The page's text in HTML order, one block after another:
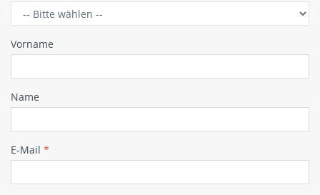
Vorname
Name
E-Mail *